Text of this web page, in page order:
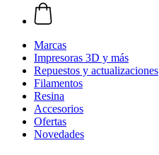
Marcas
Impresoras 3D y más
Repuestos y actualizaciones
Filamentos
Resina
Accesorios
Ofertas
Novedades